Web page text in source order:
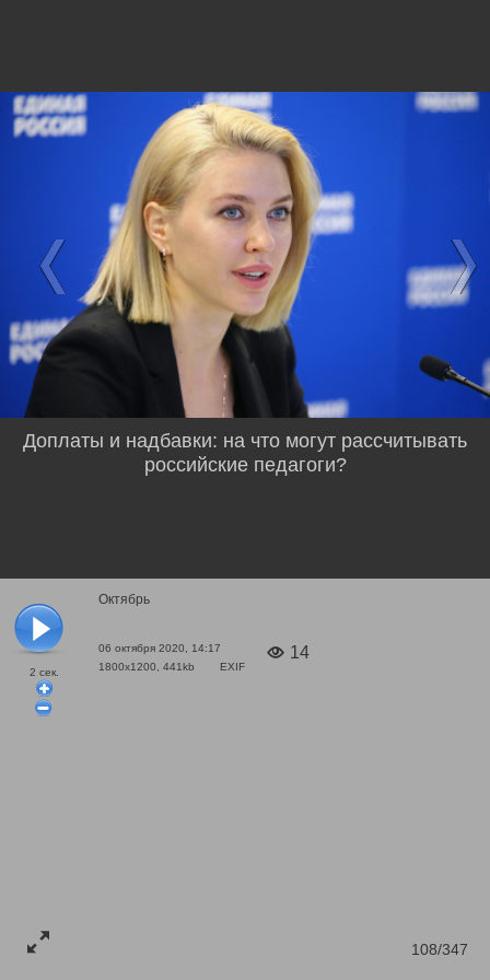
2 сек.
Октябрь
06 октября 2020, 14:17
1800x1200, 441kb
EXIF
14
108/347
Доплаты и надбавки: на что могут рассчитывать
российские педагоги?